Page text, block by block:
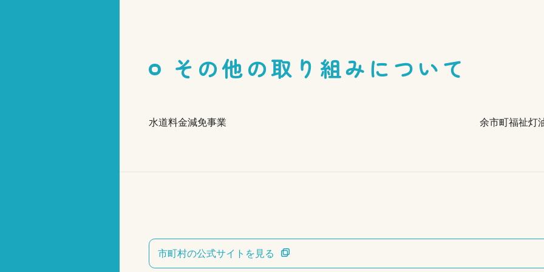
その他の取り組みについて
水道料金減免事業 余市町福祉灯
市町村の公式サイトを見る